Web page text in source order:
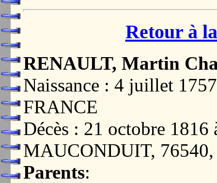
Retour à
RENAULT, Martin
Naissance : 4 juillet
FRANCE
Décès : 21 octobre
MAUCONDUIT,
Parents: